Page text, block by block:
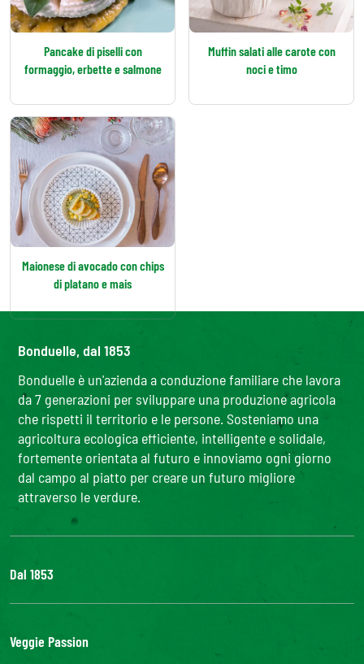
Pancake di piselli con
formaggio, erbette e salmone
Muffin salati alle carote con
noci e timo
Maionese di avocado con chips
di platano e mais
Bonduelle, dal 1853
Bonduelle è un'azienda a conduzione familiare che lavora
da 7 generazioni per sviluppare una produzione agricola
che rispetti il territorio e le persone. Sosteniamo una
agricoltura ecologica efficiente, intelligente e solidale,
fortemente orientata al futuro e innoviamo ogni giorno
dal campo al piatto per creare un futuro migliore
attraverso le verdure.
Dal 1853
Il Gruppo
La nostra filiera
Veggie Passion